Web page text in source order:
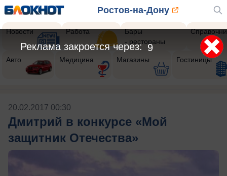
Ростов-на-Дону
Новости Работа
Бары
- рестораны
Авто Медицина Магазины Гостиницы
20.02.2017 00:30
Дмитрий в конкурсе «Мой
защитник Отечества»
8
Реклама закроется через: